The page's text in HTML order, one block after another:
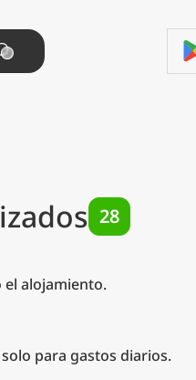
28
el alojamiento.
solo para gastos diarios.